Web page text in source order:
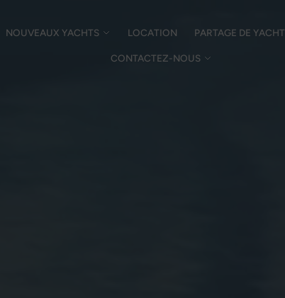
NOUVEAUX YACHTS LOCATION PARTAGE DE YACHT
CONTACTEZ-NOUS